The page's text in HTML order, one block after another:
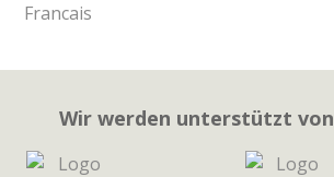
Francais
Wir werden unterstützt von